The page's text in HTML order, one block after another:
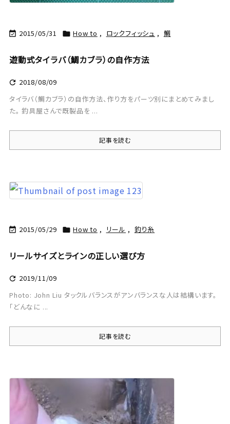
 2015/05/31  How to , ロックフィッシュ , 鯛
遊動式タイラバ（鯛カブラ）の自作方法
 2018/08/09
タイラバ（鯛カブラ）の自作方法、作り方をパーツ別にまとめてみまし
た。 釣具屋さんで既製品を ...
記事を読む
 2015/05/29  How to , リール , 釣り糸
リールサイズとラインの正しい選び方
 2019/11/09
Photo: John Liu タックルバランスがアンバランスな人は結構います。
「どんなに ...
記事を読む